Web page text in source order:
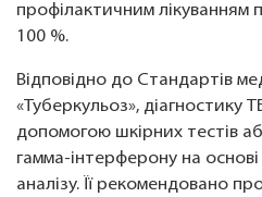
профілактичним
100 %.
Відповідно до Стандартів
«Туберкульоз», діагностику
допомогою шкірних тестів
гамма-інтерферону на
аналізу. Її рекомендовано